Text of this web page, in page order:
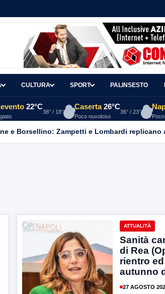
CULTURA SPORT PALINSESTO
22°C
38° / 18°
Caserta 26°C
Poco nuvoloso
36° / 23°
e Borsellino: Zampetti e Lombardi replicano
ATTUALITÀ
Sanità
di Rea
rientro
autunno
27 AGOSTO